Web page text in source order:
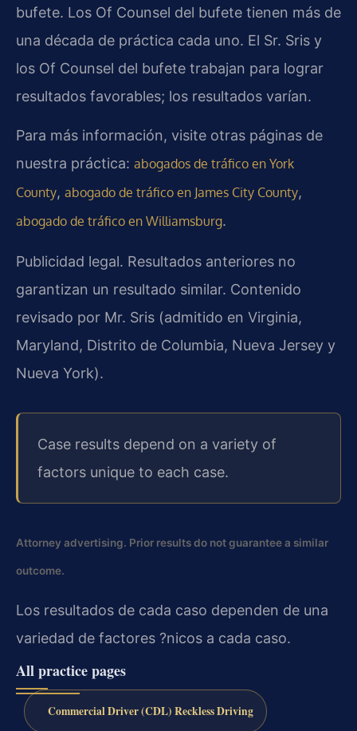
bufete. Los Of Counsel del bufete tienen más de
una década de práctica cada uno. El Sr. Sris y
los Of Counsel del bufete trabajan para lograr
resultados favorables; los resultados varían.
Para más información, visite otras páginas de
nuestra práctica: abogados de tráfico en York
County, abogado de tráfico en James City County,
abogado de tráfico en Williamsburg.
Publicidad legal. Resultados anteriores no
garantizan un resultado similar. Contenido
revisado por Mr. Sris (admitido en Virginia,
Maryland, Distrito de Columbia, Nueva Jersey y
Nueva York).
Case results depend on a variety of
factors unique to each case.
Attorney advertising. Prior results do not guarantee a similar
outcome.
Los resultados de cada caso dependen de una
variedad de factores ?nicos a cada caso.
All practice pages
Commercial Driver (CDL) Reckless Driving